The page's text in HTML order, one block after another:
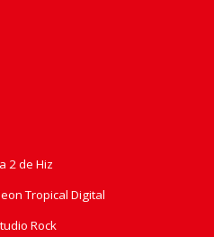
2 de Hiz
Tropical Digital
Rock